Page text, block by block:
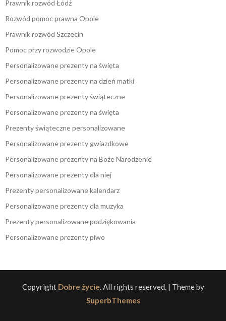
Prawnik rozwód Łódź
Rozwód pomoc prawna Opole
Prawnik rozwód Szczecin
Pomoc przy rozwodzie Opole
Personalizowane prezenty na święta
Personalizowane prezenty na dzień matki
Personalizowane prezenty świąteczne
Personalizowane prezenty na święta
Prezenty świąteczne personalizowane
Personalizowane prezenty gwiazdkowe
Personalizowane prezenty na Boże Narodzenie
Personalizowane prezenty dla niej
Prezenty personalizowane kalendarz
Personalizowane prezenty dla muzyka
Prezenty personalizowane podziękowania
Personalizowane prezenty piwo
Copyright Dobre życie. All rights reserved. | Theme by
SuperbThemes